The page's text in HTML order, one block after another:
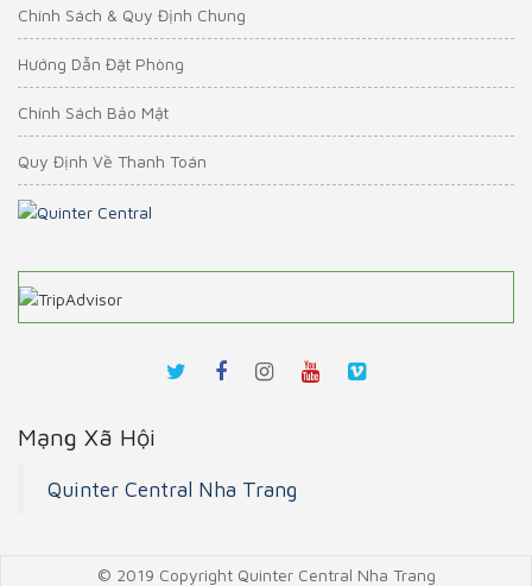
Chính Sách & Quy Định Chung
Hướng Dẫn Đặt Phòng
Chính Sách Bảo Mật
Quy Định Về Thanh Toán
Mạng Xã Hội
Quinter Central Nha Trang
© 2019 Copyright Quinter Central Nha Trang